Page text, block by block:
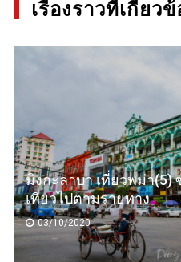
เรื่องราวที่เกี่ยวข้
เที่ยวจีนเส้นทางสายอวต
Park ถนนคนเดิน
22/09/2020